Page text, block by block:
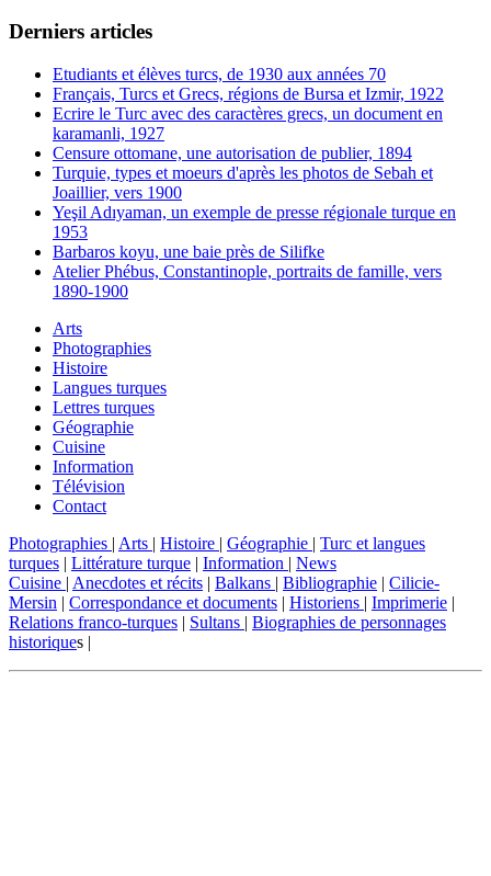
Derniers articles
Etudiants et élèves turcs, de 1930 aux années 70
Français, Turcs et Grecs, régions de Bursa et Izmir, 1922
Ecrire le Turc avec des caractères grecs, un document en
karamanli, 1927
Censure ottomane, une autorisation de publier, 1894
Turquie, types et moeurs d'après les photos de Sebah et
Joaillier, vers 1900
Yeşil Adıyaman, un exemple de presse régionale turque en
1953
Barbaros koyu, une baie près de Silifke
Atelier Phébus, Constantinople, portraits de famille, vers
1890-1900
Arts
Photographies
Histoire
Langues turques
Lettres turques
Géographie
Cuisine
Information
Télévision
Contact
Photographies | Arts | Histoire | Géographie | Turc et langues
turques | Littérature turque | Information | News
Cuisine | Anecdotes et récits | Balkans | Bibliographie | Cilicie-
Mersin | Correspondance et documents | Historiens | Imprimerie |
Relations franco-turques | Sultans | Biographies de personnages
historiques |